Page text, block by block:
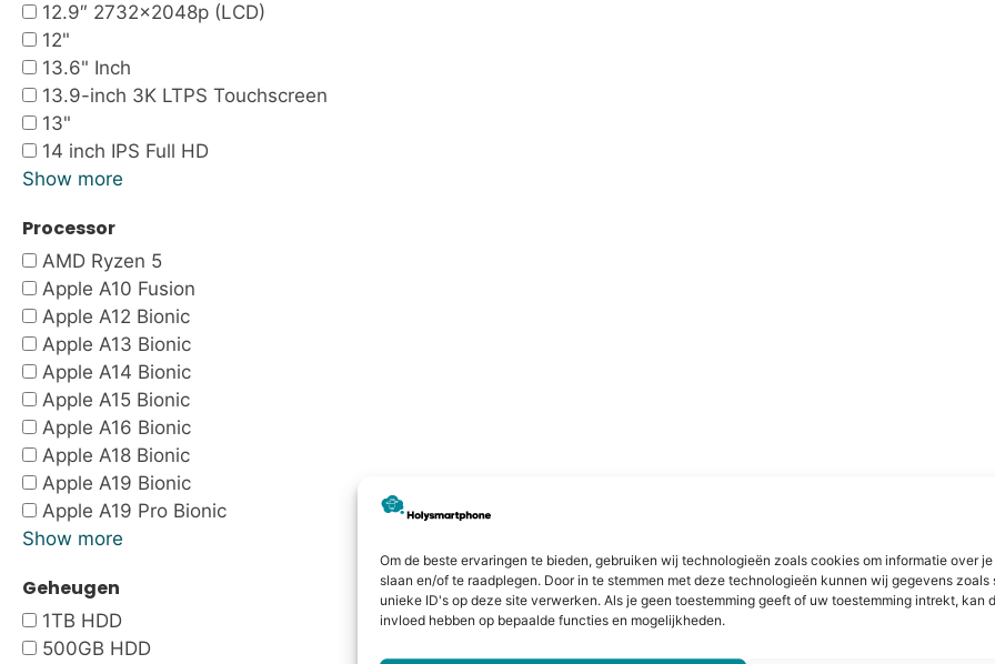
Om de beste ervaringen te bieden, gebruiken wij technologieën zoals cookies om informatie over
slaan en/of te raadplegen. Door in te stemmen met deze technologieën kunnen wij gegevens zoals
unieke ID's op deze site verwerken. Als je geen toestemming geeft of uw toestemming intrekt, kan
invloed hebben op bepaalde functies en mogelijkheden.
12.9″ 2732×2048p (LCD)
12"
13.6" Inch
13.9-inch 3K LTPS Touchscreen
13"
14 inch IPS Full HD
Show more
Processor
AMD Ryzen 5
Apple A10 Fusion
Apple A12 Bionic
Apple A13 Bionic
Apple A14 Bionic
Apple A15 Bionic
Apple A16 Bionic
Apple A18 Bionic
Apple A19 Bionic
Apple A19 Pro Bionic
Show more
Geheugen
1TB HDD
500GB HDD